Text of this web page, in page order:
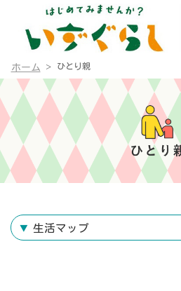
ホーム ひとり親
生活マップ